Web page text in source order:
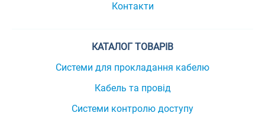
Контакти
КАТАЛОГ ТОВАРІВ
Системи для прокладання кабелю
Кабель та провід
Системи контролю доступу